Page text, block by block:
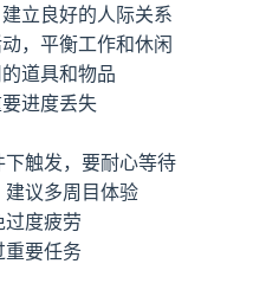
立良好的人际关系
，平衡工作和休闲
道具和物品
进度丢失
触发，要耐心等待
议多周目体验
度疲劳
重要任务